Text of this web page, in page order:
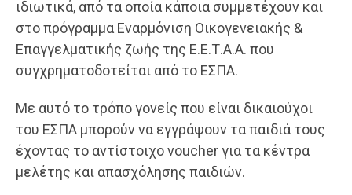
ιδιωτικά, από τα οποία κάποια συμμετέχουν και
στο πρόγραμμα Εναρμόνιση Οικογενειακής &
Επαγγελματικής ζωής της Ε.Ε.Τ.Α.Α. που
συγχρηματοδοτείται από το ΕΣΠΑ.
Με αυτό το τρόπο γονείς που είναι δικαιούχοι
του ΕΣΠΑ μπορούν να εγγράψουν τα παιδιά τους
έχοντας το αντίστοιχο voucher για τα κέντρα
μελέτης και απασχόλησης παιδιών.